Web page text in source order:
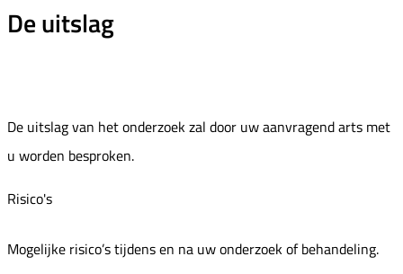
De uitslag
De uitslag van het onderzoek zal door uw aanvragend arts met
u worden besproken.
Risico's
Mogelijke risico’s tijdens en na uw onderzoek of behandeling.